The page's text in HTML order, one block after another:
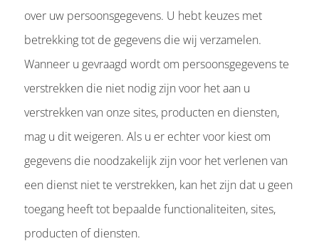
over uw persoonsgegevens. U hebt keuzes met
betrekking tot de gegevens die wij verzamelen.
Wanneer u gevraagd wordt om persoonsgegevens te
verstrekken die niet nodig zijn voor het aan u
verstrekken van onze sites, producten en diensten,
mag u dit weigeren. Als u er echter voor kiest om
gegevens die noodzakelijk zijn voor het verlenen van
een dienst niet te verstrekken, kan het zijn dat u geen
toegang heeft tot bepaalde functionaliteiten, sites,
producten of diensten.